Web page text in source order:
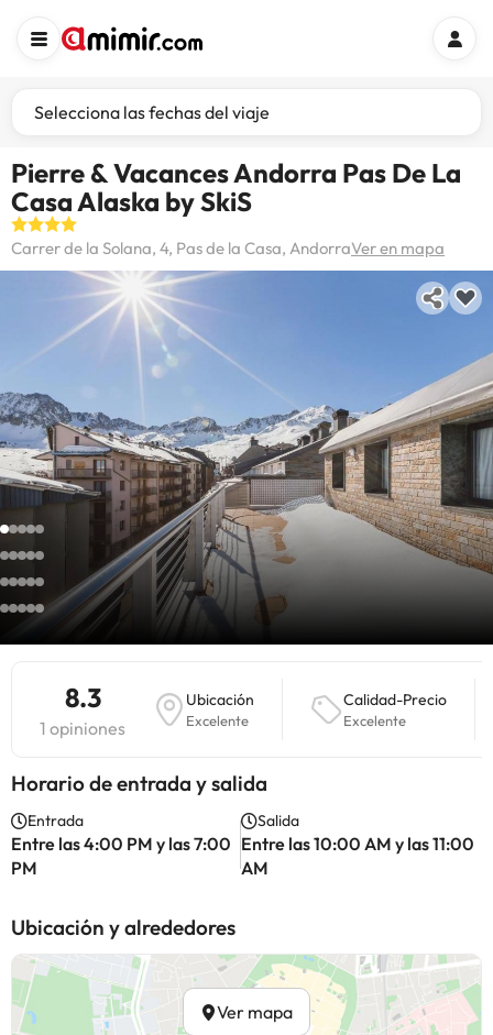
Selecciona las fechas del viaje
Pierre & Vacances Andorra Pas De La
Casa Alaska by SkiS
Carrer de la Solana, 4, Pas de la Casa, AndorraVer en mapa
8.3
1 opiniones
Ubicación
Excelente
Calidad-Precio
Excelente
Horario de entrada y salida
Entrada
Entre las 4:00 PM y las 7:00
PM
Salida
Entre las 10:00 AM y las 11:00
AM
Ubicación y alrededores
Ver mapa